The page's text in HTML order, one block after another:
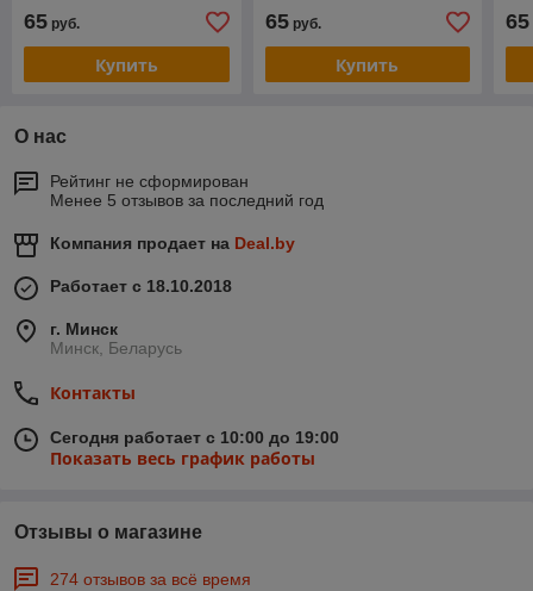
65 руб.
Купить
65руб.
Купить
65
О нас
Рейтинг не сформирован
Менее 5 отзывов за последний год
Компания продает на Deal.by
Работает с 18.10.2018
г. Минск
Минск, Беларусь
Контакты
Сегодня работает с 10:00 до 19:00
Показать весь график работы
Отзывы о магазине
274 отзывов за всё время